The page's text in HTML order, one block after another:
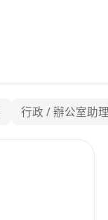
行政 / 辦公室助